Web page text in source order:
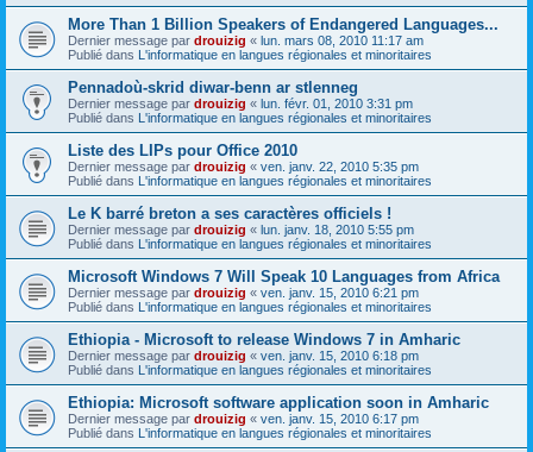
More Than 1 Billion Speakers of Endangered Languages...
Dernier message par drouizig « lun. mars 08, 2010 11:17 am
Publié dans L'informatique en langues régionales et minoritaires
Pennadoù-skrid diwar-benn ar stlenneg
Dernier message par drouizig « lun. févr. 01, 2010 3:31 pm
Publié dans L'informatique en langues régionales et minoritaires
Liste des LIPs pour Office 2010
Dernier message par drouizig « ven. janv. 22, 2010 5:35 pm
Publié dans L'informatique en langues régionales et minoritaires
Le K barré breton a ses caractères officiels !
Dernier message par drouizig « lun. janv. 18, 2010 5:55 pm
Publié dans L'informatique en langues régionales et minoritaires
Microsoft Windows 7 Will Speak 10 Languages from Africa
Dernier message par drouizig « ven. janv. 15, 2010 6:21 pm
Publié dans L'informatique en langues régionales et minoritaires
Ethiopia - Microsoft to release Windows 7 in Amharic
Dernier message par drouizig « ven. janv. 15, 2010 6:18 pm
Publié dans L'informatique en langues régionales et minoritaires
Ethiopia: Microsoft software application soon in Amharic
Dernier message par drouizig « ven. janv. 15, 2010 6:17 pm
Publié dans L'informatique en langues régionales et minoritaires